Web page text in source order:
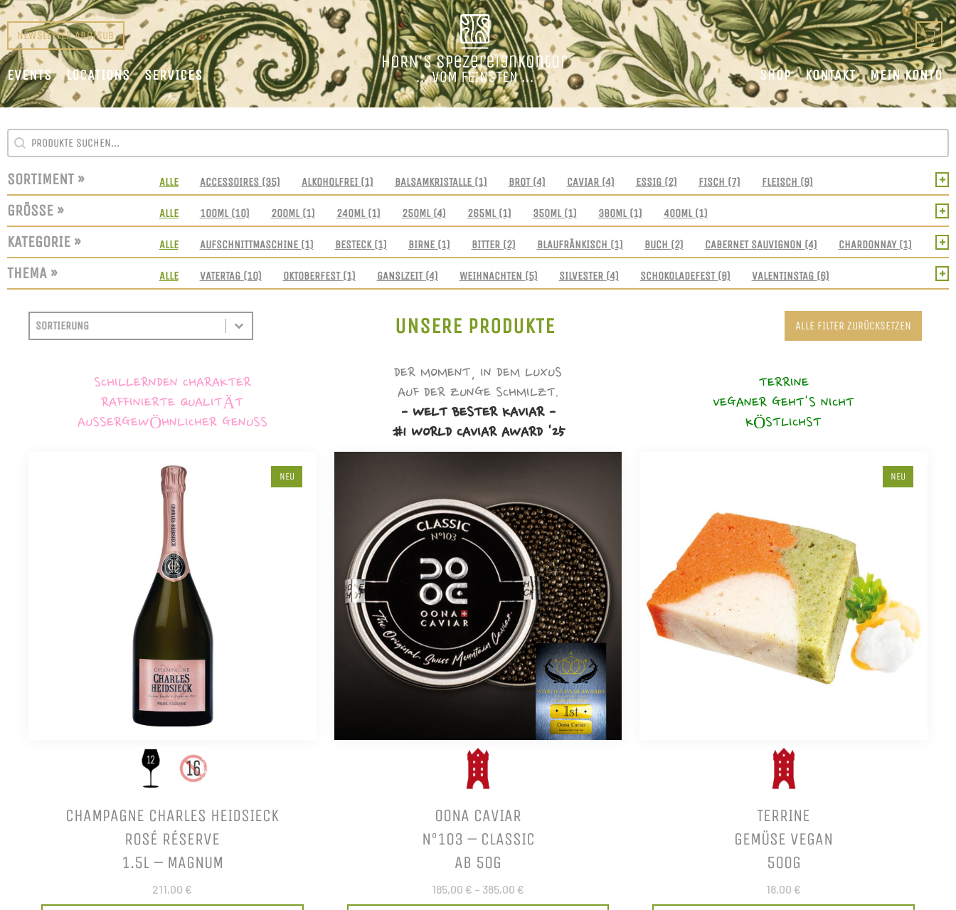
NEWSLETTER ABO/SUB
EVENTS LOCATIONS SERVICES SHOP KONTAKT MEIN KONTO
SUCHFELD
SEARCH CONTENT
SORTIMENT » SORTIMENT
ALLE ACCESSOIRES (35) ALKOHOLFREI (1) BALSAMKRISTALLE (1) BROT (4) CAVIAR (4) ESSIG (2) FISCH (7) FLEISCH (9)
+
GRÖSSE »
GRÖSSEN
ALLE 100ML (10) 200ML (1) 240ML (1) 250ML (4) 265ML (1) 350ML (1) 380ML (1) 400ML (1)
+
KATEGORIE »
KATEGORIE
ALLE AUFSCHNITTMASCHINE (1) BESTECK (1) BIRNE (1) BITTER (2) BLAUFRÄNKISCH (1) BUCH (2) CABERNET SAUVIGNON (4) CHARDONNAY (1)
+
THEMA »
THEMEN
ALLE VATERTAG (10) OKTOBERFEST (1) GANSLZEIT (4) WEIHNACHTEN (5) SILVESTER (4) SCHOKOLADEFEST (8) VALENTINSTAG (6) +
SORTIEREN
SORT CONTENT
SORT CONTENT UNSERE PRODUKTE ALLE FILTER ZURÜCKSETZEN
SCHILLERNDEN CHARAKTER
RAFFINIERTE QUALITÄT
AUSSERGEWÖHNLICHER GENUSS
NEU
CHAMPAGNE CHARLES HEIDSIECK
ROSÉ RÉSERVE
1.5L – MAGNUM
211,00 €
DER MOMENT, IN DEM LUXUS
AUF DER ZUNGE SCHMILZT.
- WELT BESTER KAVIAR -
#1 WORLD CAVIAR AWARD '25
OONA CAVIAR
N°103 – CLASSIC
AB 50G
185,00 € – 385,00 €
TERRINE
VEGANER GEHT'S NICHT
KÖSTLICHST
NEU
TERRINE
GEMÜSE VEGAN
500G
18,00 €